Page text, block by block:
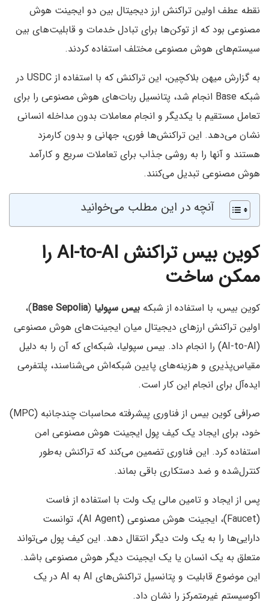
نقطه عطف اولین تراکنش ارز دیجیتال بین دو ایجینت هوش
مصنوعی بود که از توکن‌ها برای تبادل خدمات و قابلیت‌های بین
سیستم‌های هوش مصنوعی مختلف استفاده کردند.
به گزارش میهن بلاکچین، این تراکنش که با استفاده از USDC در
شبکه Base انجام شد، پتانسیل ربات‌های هوش مصنوعی را برای
تعامل مستقیم با یکدیگر و انجام معاملات بدون مداخله انسانی
نشان می‌دهد. این تراکنش‌ها فوری، جهانی و بدون کارمزد
هستند و آنها را به روشی جذاب برای تعاملات سریع و کارآمد
هوش مصنوعی تبدیل می‌کنند.
آنچه در این مطلب می‌خوانید
کوین بیس تراکنش AI-to-AI را
ممکن ساخت
کوین بیس، با استفاده از شبکه بیس سپولیا (
Base Sepolia)،
اولین تراکنش‌ ارزهای دیجیتال میان ایجینت‌های هوش مصنوعی
(AI-to-AI) را انجام داد. بیس سپولیا، شبکه‌ای که آن را به دلیل
مقیاس‌پذیری و هزینه‌های پایین شبکه‌اش می‌شناسند، پلتفرمی
ایده‌‌آل برای انجام این کار است.
صرافی کوین بیس از فناوری پیشرفته محاسبات چندجانبه (MPC)
خود، برای ایجاد یک کیف پول ایجینت هوش مصنوعی امن
استفاده کرد. این فناوری تضمین می‌کند که تراکنش به‌طور
کنترل‌شده و ضد دستکاری باقی بماند.
پس از ایجاد و تامین مالی یک ولت با استفاده از فاست
(Faucet)، ایجینت هوش مصنوعی (AI Agent)، توانست
دارایی‌ها را به یک ولت دیگر انتقال دهد. این کیف پول می‌تواند
متعلق به یک انسان یا یک ایجینت دیگر هوش مصنوعی باشد.
این موضوع قابلیت و پتانسیل تراکنش‌های AI به AI در یک
اکوسیستم غیرمتمرکز را نشان داد.